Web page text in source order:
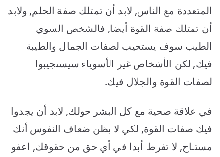
المتعددة مع الناس, لابد أن تمتلك صفة الحلم, ولابد
أن تمتلك صفة القوة أيضا, فالشخص السوي
الطيب سوف يستجيب لصفات الجمال والطيبة
فيك, لكن الأشخاص غير الأسوياء سيستجيبوا
لصفات القوة والجلال فيك.
في علاقة صحية مع كل البشر حولك, لابد أن يجدوا
فيك صفات القوة, لكي لا يظن ضعاف النفوس أنك
مستباح, لا تفرط أبدا في أي حق من حقوقك, اعفو